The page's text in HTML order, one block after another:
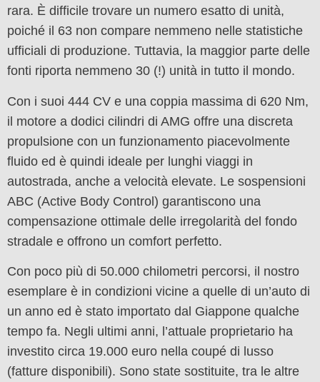
rara. È difficile trovare un numero esatto di unità,
poiché il 63 non compare nemmeno nelle statistiche
ufficiali di produzione. Tuttavia, la maggior parte delle
fonti riporta nemmeno 30 (!) unità in tutto il mondo.
Con i suoi 444 CV e una coppia massima di 620 Nm,
il motore a dodici cilindri di AMG offre una discreta
propulsione con un funzionamento piacevolmente
fluido ed è quindi ideale per lunghi viaggi in
autostrada, anche a velocità elevate. Le sospensioni
ABC (Active Body Control) garantiscono una
compensazione ottimale delle irregolarità del fondo
stradale e offrono un comfort perfetto.
Con poco più di 50.000 chilometri percorsi, il nostro
esemplare è in condizioni vicine a quelle di un’auto di
un anno ed è stato importato dal Giappone qualche
tempo fa. Negli ultimi anni, l’attuale proprietario ha
investito circa 19.000 euro nella coupé di lusso
(fatture disponibili). Sono state sostituite, tra le altre